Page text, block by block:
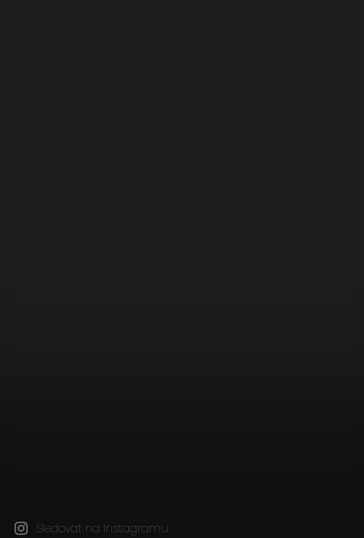
Sledovat na Instagramu